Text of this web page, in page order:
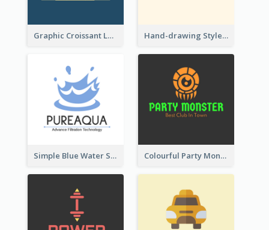
Graphic Croissant Logo For Bakery Hand-drawing Style Fruit Logo
Simple Blue Water Splash Logo Colourful Party Monster Logo For Club